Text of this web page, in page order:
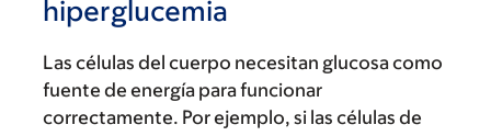
hiperglucemia
Las células del cuerpo necesitan glucosa como
fuente de energía para funcionar
correctamente. Por ejemplo, si las células de